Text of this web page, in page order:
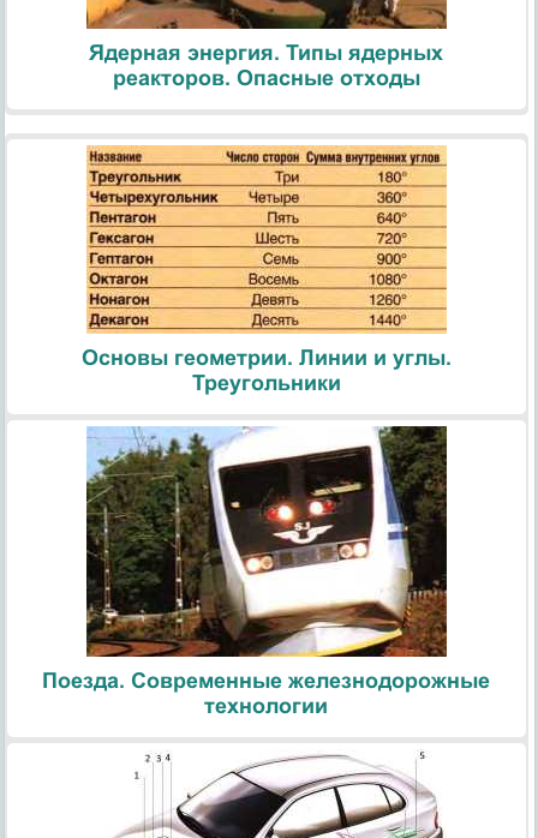
Ядерная энергия. Типы ядерных
реакторов. Опасные отходы
Основы геометрии. Линии и углы.
Треугольники
Поезда. Современные железнодорожные
технологии